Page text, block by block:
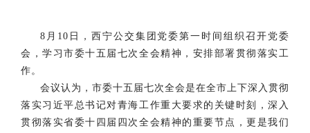
8月10日，西宁公交集团党委第一时间组织召开党委
会，学习市委十五届七次全会精神，安排部署贯彻落实工
作。
会议认为， 市委十五届七次全会是在全市上下深入贯彻
落实习近平总书记对青海工作重大要求的关键时刻，深入
贯彻落实省委十四届四次全会精神的重要节点，更是我们